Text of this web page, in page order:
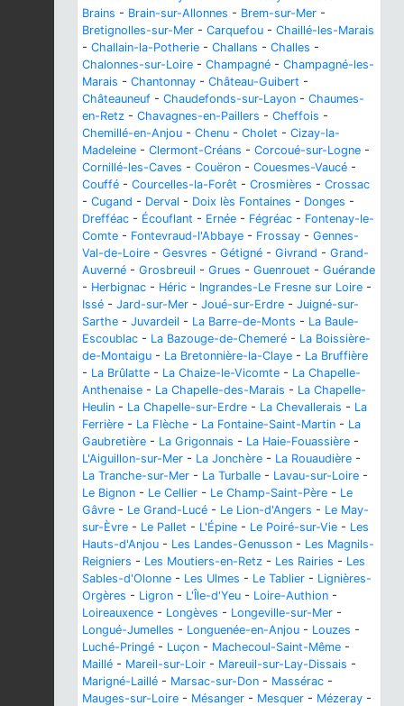
Brains - Brain-sur-Allonnes - Brem-sur-Mer -
Bretignolles-sur-Mer - Carquefou - Chaillé-les-Marais
- Challain-la-Potherie - Challans - Challes -
Chalonnes-sur-Loire - Champagné - Champagné-les-
Marais - Chantonnay - Château-Guibert -
Châteauneuf - Chaudefonds-sur-Layon - Chaumes-
en-Retz - Chavagnes-en-Paillers - Cheffois -
Chemillé-en-Anjou - Chenu - Cholet - Cizay-la-
Madeleine - Clermont-Créans - Corcoué-sur-Logne -
Cornillé-les-Caves - Couëron - Couesmes-Vaucé -
Couffé - Courcelles-la-Forêt - Crosmières - Crossac
- Cugand - Derval - Doix lès Fontaines - Donges -
Drefféac - Écouflant - Ernée - Fégréac - Fontenay-le-
Comte - Fontevraud-l'Abbaye - Frossay - Gennes-
Val-de-Loire - Gesvres - Gétigné - Givrand - Grand-
Auverné - Grosbreuil - Grues - Guenrouet - Guérande
- Herbignac - Héric - Ingrandes-Le Fresne sur Loire -
Issé - Jard-sur-Mer - Joué-sur-Erdre - Juigné-sur-
Sarthe - Juvardeil - La Barre-de-Monts - La Baule-
Escoublac - La Bazouge-de-Chemeré - La Boissière-
de-Montaigu - La Bretonnière-la-Claye - La Bruffière
- La Brûlatte - La Chaize-le-Vicomte - La Chapelle-
Anthenaise - La Chapelle-des-Marais - La Chapelle-
Heulin - La Chapelle-sur-Erdre - La Chevallerais - La
Ferrière - La Flèche - La Fontaine-Saint-Martin - La
Gaubretière - La Grigonnais - La Haie-Fouassière -
L'Aiguillon-sur-Mer - La Jonchère - La Rouaudière -
La Tranche-sur-Mer - La Turballe - Lavau-sur-Loire -
Le Bignon - Le Cellier - Le Champ-Saint-Père - Le
Gâvre - Le Grand-Lucé - Le Lion-d'Angers - Le May-
sur-Èvre - Le Pallet - L'Épine - Le Poiré-sur-Vie - Les
Hauts-d'Anjou - Les Landes-Genusson - Les Magnils-
Reigniers - Les Moutiers-en-Retz - Les Rairies - Les
Sables-d'Olonne - Les Ulmes - Le Tablier - Lignières-
Orgères - Ligron - L'Île-d'Yeu - Loire-Authion -
Loireauxence - Longèves - Longeville-sur-Mer -
Longué-Jumelles - Longuenée-en-Anjou - Louzes -
Luché-Pringé - Luçon - Machecoul-Saint-Même -
Maillé - Mareil-sur-Loir - Mareuil-sur-Lay-Dissais -
Marigné-Laillé - Marsac-sur-Don - Massérac -
Mauges-sur-Loire - Mésanger - Mesquer - Mézeray -